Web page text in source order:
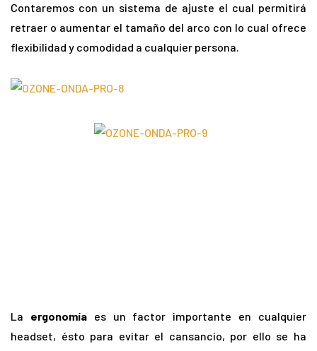
Contaremos con un sistema de ajuste el cual permitirá
retraer o aumentar el tamaño del arco con lo cual ofrece
flexibilidad y comodidad a cualquier persona.
La ergonomíaes un factor importante en cualquier
headset, ésto para evitar el cansancio, por ello se ha